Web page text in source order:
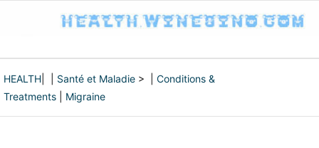
HEALTH Santé et Maladie > | Conditions &
Treatments
Migraine